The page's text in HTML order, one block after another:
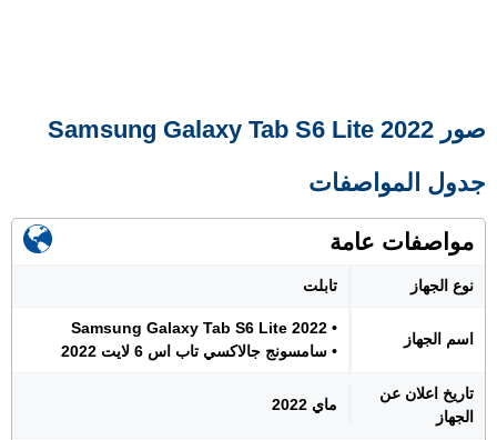
صور Samsung Galaxy Tab S6 Lite 2022
جدول المواصفات
مواصفات عامة
نوع الجهاز تابلت
اسم الجهاز
• Samsung Galaxy Tab S6 Lite 2022
• سامسونج جالاكسي تاب اس 6 لايت 2022
تاريخ اعلان عن
الجهاز
ماي 2022